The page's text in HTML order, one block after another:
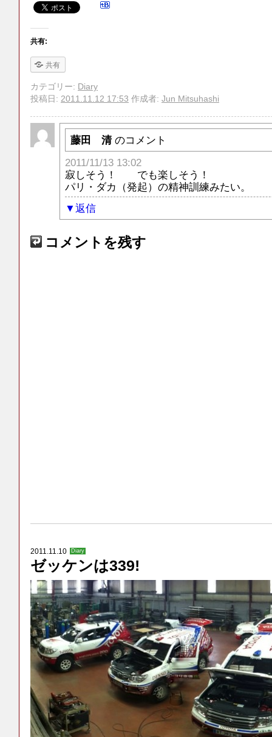
共有:
共有
カテゴリー: Diary
投稿日: 2011.11.12 17:53 作成者: Jun Mitsuhashi
藤田 清 のコメント
2011/11/13 13:02
寂しそう！ でも楽しそう！
パリ・ダカ（発起）の精神訓練みたい。
返信
コメントを残す
2011.11.10 Diary
ゼッケンは339!